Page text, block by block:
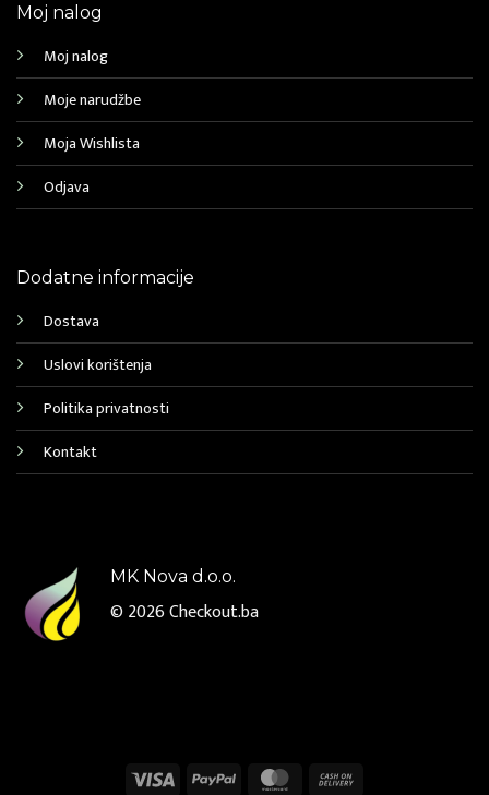
Moj nalog
Moj nalog
Moje narudžbe
Moja Wishlista
Odjava
Dodatne informacije
Dostava
Uslovi korištenja
Politika privatnosti
Kontakt
MK Nova d.o.o.
© 2026Checkout.ba